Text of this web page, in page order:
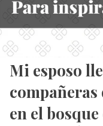
Mi esposo
compañeras
en el